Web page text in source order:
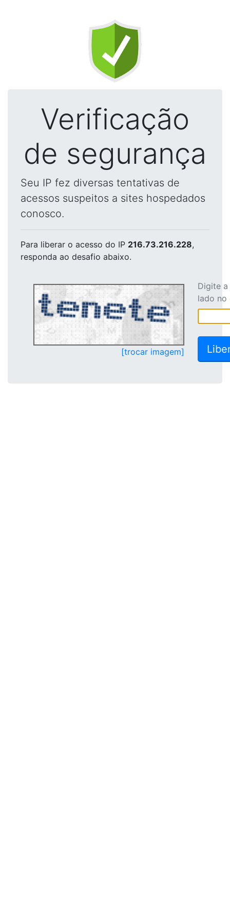
Verificação
de segurança
Seu IP fez diversas tentativas de
acessos suspeitos a sites hospedados
conosco.
Para liberar o acesso do IP 216.73.216.228,
responda ao desafio abaixo.
[trocar imagem]
Digite
lado no